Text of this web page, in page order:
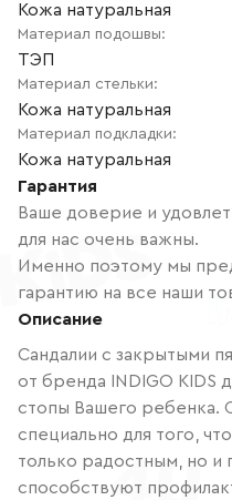
Кожа натуральная
Материал подошвы:
ТЭП
Материал стельки:
Кожа натуральная
Материал подкладки:
Кожа натуральная
Гарантия
Ваше доверие и
для нас очень важны.
Именно поэтому мы
гарантию на все наши
Описание
Сандалии с закрытыми
от бренда INDIGO KIDS
стопы Вашего ребенка.
специально для того,
только радостным, но и
способствуют